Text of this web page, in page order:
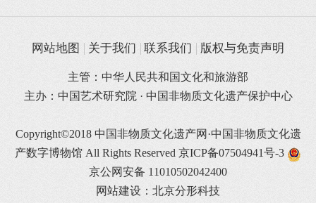
网站地图 关于我们 联系我们 版权与免责声明
主管：中华人民共和国文化和旅游部
主办：中国艺术研究院 · 中国非物质文化遗产保护中心
Copyright©2018 中国非物质文化遗产网·中国非物质文化遗
产数字博物馆 All Rights Reserved 京ICP备07504941号-3
京公网安备 11010502042400
网站建设：北京分形科技